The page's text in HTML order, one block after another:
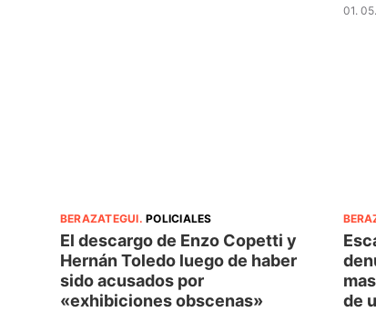
01.
BERAZATEGUI.POLICIALES
El descargo de Enzo Copetti y
Hernán Toledo luego de haber
sido acusados por
«exhibiciones obscenas»
de